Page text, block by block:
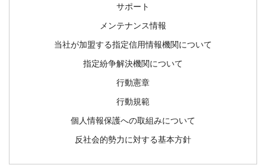
サポート
メンテナンス情報
当社が加盟する指定信用情報機関について
指定紛争解決機関について
行動憲章
行動規範
個人情報保護への取組みについて
反社会的勢力に対する基本方針